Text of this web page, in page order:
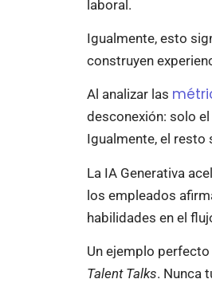
laboral.
Igualmente, esto
construyen
Al analizar las
desconexión: solo
Igualmente, el
La IA Generativa
los empleados
habilidades en el
Un ejemplo
Talent Talks. Nunca